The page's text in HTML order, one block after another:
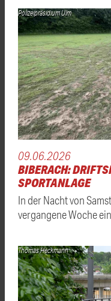
Polizeipräsidium Ulm
09.06.2026
BIBERACH:
SPORTANLAGE
In der Nacht von
vergangene Woche
Thomas Heckmann